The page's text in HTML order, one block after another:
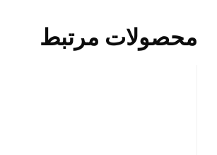
محصولات مرتبط